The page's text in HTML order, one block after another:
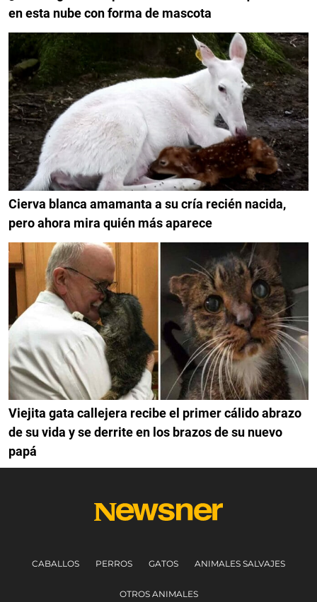
en esta nube con forma de mascota
Cierva blanca amamanta a su cría recién nacida,
pero ahora mira quién más aparece
Viejita gata callejera recibe el primer cálido abrazo
de su vida y se derrite en los brazos de su nuevo
papá
CABALLOS PERROS GATOS ANIMALES SALVAJES
OTROS ANIMALES